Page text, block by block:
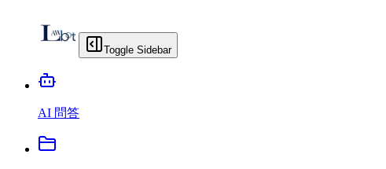
Toggle Sidebar
AI 問答